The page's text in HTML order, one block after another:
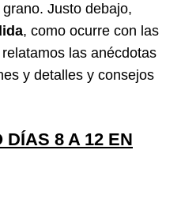
Justo debajo,
, como ocurre con las
las anécdotas
y detalles y consejos
DÍAS 8 A 12 EN